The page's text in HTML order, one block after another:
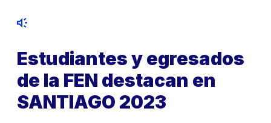
Estudiantes y egresados
de la FEN destacan en
SANTIAGO 2023